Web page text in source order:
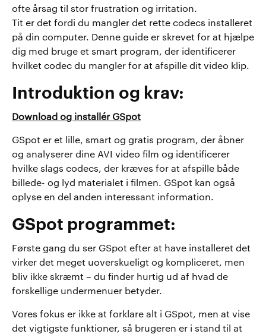
ofte årsag til stor frustration og irritation.
Tit er det fordi du mangler det rette codecs installeret
på din computer. Denne guide er skrevet for at hjælpe
dig med bruge et smart program, der identificerer
hvilket codec du mangler for at afspille dit video klip.
Introduktion og krav:
Download og installér GSpot
GSpot er et lille, smart og gratis program, der åbner
og analyserer dine AVI video film og identificerer
hvilke slags codecs, der kræves for at afspille både
billede- og lyd materialet i filmen. GSpot kan også
oplyse en del anden interessant information.
GSpot programmet:
Første gang du ser GSpot efter at have installeret det
virker det meget uoverskueligt og kompliceret, men
bliv ikke skræmt – du finder hurtig ud af hvad de
forskellige undermenuer betyder.
Vores fokus er ikke at forklare alt i GSpot, men at vise
det vigtigste funktioner, så brugeren er i stand til at